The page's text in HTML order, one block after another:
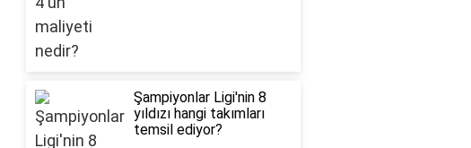
Şampiyonlar Ligi'nin 8
yıldızı hangi takımları
temsil ediyor?